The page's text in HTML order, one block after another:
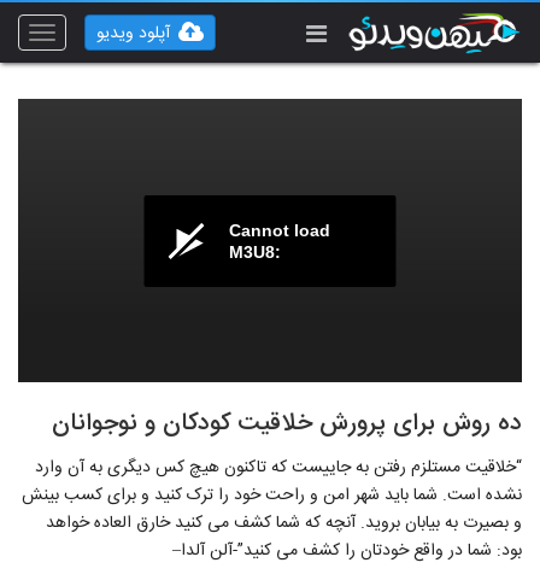
Toggle
آپلود ویدیو
Cannot load
M3U8:
ده روش برای پرورش خلاقیت کودکان و نوجوانان
“خلاقیت مستلزم رفتن به جاییست که تاکنون هیچ کس دیگری به آن وارد
نشده است. شما باید شهر امن و راحت خود را ترک کنید و برای کسب بینش
و بصیرت به بیابان بروید. آنچه که شما کشف می کنید خارق العاده خواهد
بود: شما در واقع خودتان را کشف می کنید”-آلن آلدا–